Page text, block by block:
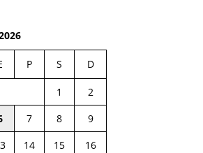
P S D
1
2
7 8
9
14 15
16